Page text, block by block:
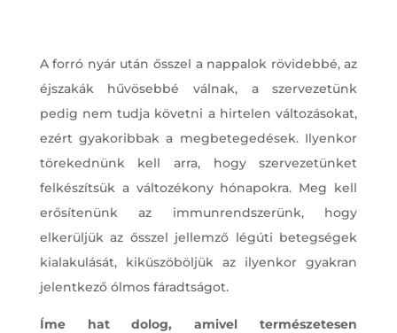
A forró nyár után ősszel a nappalok rövidebbé, az
éjszakák hűvösebbé válnak, a szervezetünk
pedig nem tudja követni a hirtelen változásokat,
ezért gyakoribbak a megbetegedések. Ilyenkor
törekednünk kell arra, hogy szervezetünket
felkészítsük a változékony hónapokra. Meg kell
erősítenünk az immunrendszerünk, hogy
elkerüljük az ősszel jellemző légúti betegségek
kialakulását, kiküszöböljük az ilyenkor gyakran
jelentkező ólmos fáradtságot.
Íme hat dolog, amivel természetesen